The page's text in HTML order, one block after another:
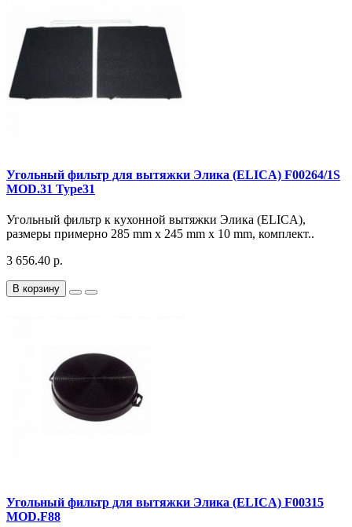
Угольный фильтр для вытяжки Элика (ELICA) F00264/1S
MOD.31 Type31
Угольный фильтр к кухонной вытяжки Элика (ELICA),
размеры примерно 285 mm x 245 mm x 10 mm, комплект..
3 656.40 р.
В корзину
Угольный фильтр для вытяжки Элика (ELICA) F00315
MOD.F88